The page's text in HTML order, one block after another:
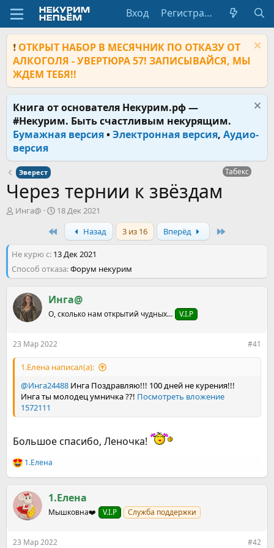
Вход Регистрация
❗ ОТКРЫТ НАБОР В МЕСЯЧНИК ПО ОТКАЗУ ОТ
АЛКОГОЛЯ - УВЕРТЮРА 57! ЗАПИСЫВАЙСЯ, МЫ
ЖДЕМ ТЕБЯ!!
Книга от основателя Некурим.рф —
#Некурим. Быть счастливым некурящим.
Бумажная версия•Электронная версия, Аудио-
версия
Эверест Табекс
Через тернии к звёздам
А
р
т
е
ы
Инга@
Д
т
н
а
ч
л
18 Дек 2021
Назад 3 из 16 Вперёд
Не курю с 13 Дек 2021
Способ отказа Форум некурим
Инга@
О, сколько нам открытий чудных… V.I.P
23 Мар 2022 #41
1.Елена написал(а):
@Инга24488 Инга Поздравляю!!! 100 дней не курения!!!
Инга ты молодец умничка ??! Посмотреть вложение
1572111
Большое спасибо, Леночка!
Р
е
к
ц
и
1.Елена
1.Елена
Мышковна❤️ V.I.P Служба поддержки
23 Мар 2022 #42